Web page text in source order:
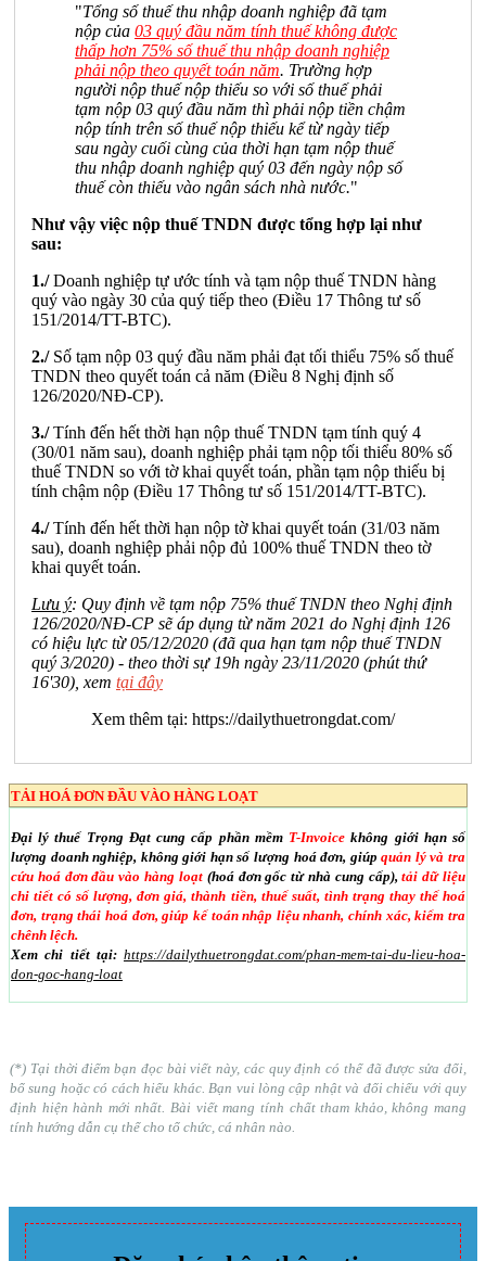
"Tổng số thuế thu nhập doanh nghiệp đã tạm
nộp của 03 quý đầu năm tính thuế không được
thấp hơn 75% số thuế thu nhập doanh nghiệp
phải nộp theo quyết toán năm. Trường hợp
người nộp thuế nộp thiếu so với số thuế phải
tạm nộp 03 quý đầu năm thì phải nộp tiền chậm
nộp tính trên số thuế nộp thiếu kể từ ngày tiếp
sau ngày cuối cùng của thời hạn tạm nộp thuế
thu nhập doanh nghiệp quý 03 đến ngày nộp số
thuế còn thiếu vào ngân sách nhà nước."
Như vậy việc nộp thuế TNDN được tổng hợp lại như
sau:
1./Doanh nghiệp tự ước tính và tạm nộp thuế TNDN hàng
quý vào ngày 30 của quý tiếp theo (Điều 17 Thông tư số
151/2014/TT-BTC).
2./Số tạm nộp 03 quý đầu năm phải đạt tối thiểu 75% số thuế
TNDN theo quyết toán cả năm (Điều 8 Nghị định số
126/2020/NĐ-CP).
3./Tính đến hết thời hạn nộp thuế TNDN tạm tính quý 4
(30/01 năm sau), doanh nghiệp phải tạm nộp tối thiểu 80% số
thuế TNDN so với tờ khai quyết toán, phần tạm nộp thiếu bị
tính chậm nộp (Điều 17 Thông tư số 151/2014/TT-BTC).
4./Tính đến hết thời hạn nộp tờ khai quyết toán (31/03 năm
sau), doanh nghiệp phải nộp đủ 100% thuế TNDN theo tờ
khai quyết toán.
Lưu ý: Quy định về tạm nộp 75% thuế TNDN theo Nghị định
126/2020/NĐ-CP sẽ áp dụng từ năm 2021 do Nghị định 126
có hiệu lực từ 05/12/2020 (đã qua hạn tạm nộp thuế TNDN
quý 3/2020) - theo thời sự 19h ngày 23/11/2020 (phút thứ
16'30), xem tại đây
Xem thêm tại: https://dailythuetrongdat.com/
TẢI HOÁ ĐƠN ĐẦU VÀO HÀNG LOẠT
Đại lý thuế Trọng Đạt cung cấp phần mềm T-Invoice không giới hạn số
lượng doanh nghiệp, không giới hạn số lượng hoá đơn, giúpquản lý và tra
cứu hoá đơn đầu vào hàng loạt(hoá đơn gốc từ nhà cung cấp),tải dữ liệu
chi tiết có số lượng, đơn giá, thành tiền, thuế suất, tình trạng thay thế hoá
đơn, trạng thái hoá đơn, giúp kế toán nhập liệu nhanh, chính xác, kiểm tra
chênh lệch.
Xem chi tiết tại: https://dailythuetrongdat.com/phan-mem-tai-du-lieu-hoa-
don-goc-hang-loat
(*) Tại thời điểm bạn đọc bài viết này, các quy định có thể đã được sửa đổi,
bổ sung hoặc có cách hiểu khác. Bạn vui lòng cập nhật và đối chiếu với quy
định hiện hành mới nhất. Bài viết mang tính chất tham khảo, không mang
tính hướng dẫn cụ thể cho tổ chức, cá nhân nào.